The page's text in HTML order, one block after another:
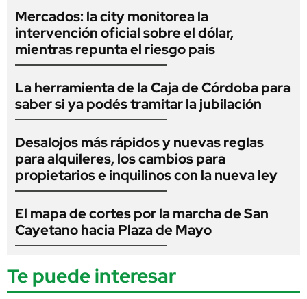
Mercados: la city monitorea la
intervención oficial sobre el dólar,
mientras repunta el riesgo país
La herramienta de la Caja de Córdoba para
saber si ya podés tramitar la jubilación
Desalojos más rápidos y nuevas reglas
para alquileres, los cambios para
propietarios e inquilinos con la nueva ley
El mapa de cortes por la marcha de San
Cayetano hacia Plaza de Mayo
Te puede interesar